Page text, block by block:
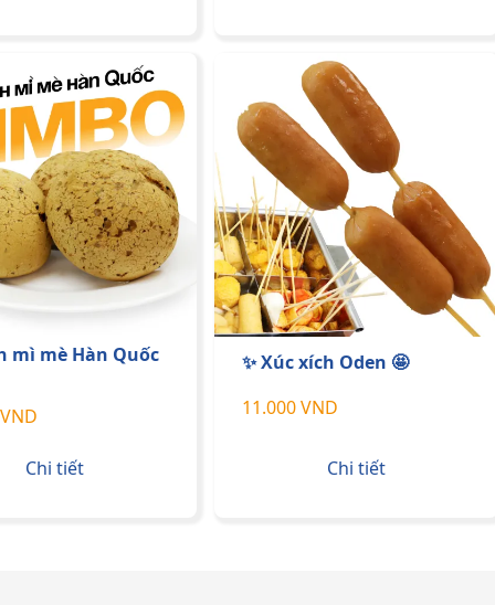
mì mè Hàn Quốc
Chi tiết
✨ Xúc xích Oden 🤩
11.000 VND
Chi tiết